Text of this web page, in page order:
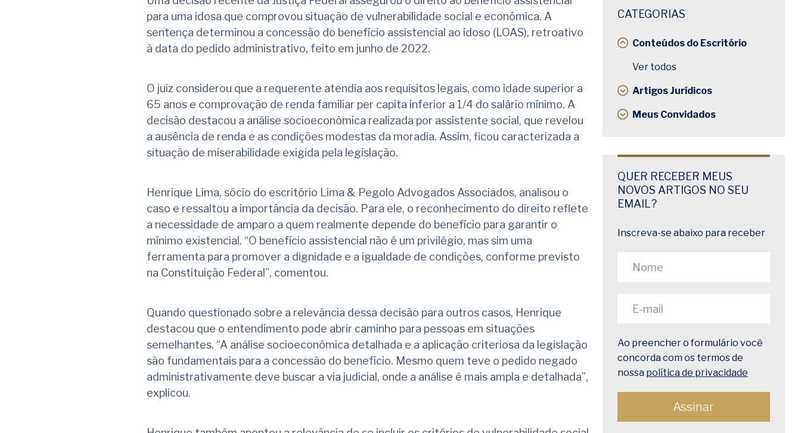
CATEGORIAS
Conteúdos do Escritório
Ver todos
Artigos Jurídicos
Meus Convidados
para uma idosa que comprovou situação de vulnerabilidade social e econômica. A
sentença determinou a concessão do benefício assistencial ao idoso (LOAS), retroativo
à data do pedido administrativo, feito em junho de 2022.
O juiz considerou que a requerente atendia aos requisitos legais, como idade superior a
65 anos e comprovação de renda familiar per capita inferior a 1/4 do salário mínimo. A
decisão destacou a análise socioeconômica realizada por assistente social, que revelou
a ausência de renda e as condições modestas da moradia. Assim, ficou caracterizada a
situação de miserabilidade exigida pela legislação.
Henrique Lima, sócio do escritório Lima & Pegolo Advogados Associados, analisou o
caso e ressaltou a importância da decisão. Para ele, o reconhecimento do direito reflete
a necessidade de amparo a quem realmente depende do benefício para garantir o
mínimo existencial. “O benefício assistencial não é um privilégio, mas sim uma
ferramenta para promover a dignidade e a igualdade de condições, conforme previsto
na Constituição Federal”, comentou.
Quando questionado sobre a relevância dessa decisão para outros casos, Henrique
destacou que o entendimento pode abrir caminho para pessoas em situações
semelhantes. “A análise socioeconômica detalhada e a aplicação criteriosa da legislação
são fundamentais para a concessão do benefício. Mesmo quem teve o pedido negado
administrativamente deve buscar a via judicial, onde a análise é mais ampla e detalhada”,
explicou.
QUER RECEBER MEUS
NOVOS ARTIGOS NO SEU
EMAIL?
Inscreva-se abaixo para receber
Ao preencher o formulário você
concorda com os termos de
nossa política de privacidade